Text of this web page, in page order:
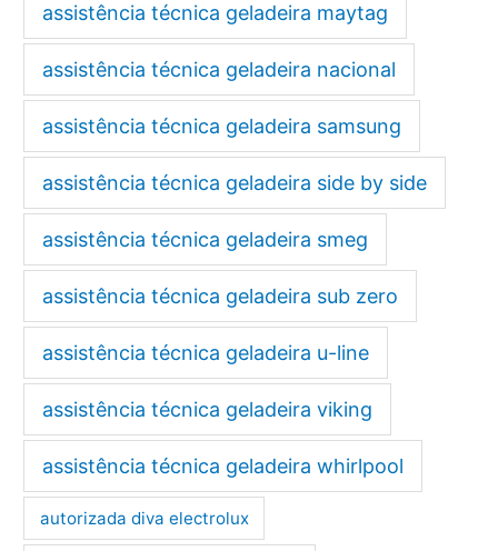
assistência técnica geladeira maytag
assistência técnica geladeira nacional
assistência técnica geladeira samsung
assistência técnica geladeira side by side
assistência técnica geladeira smeg
assistência técnica geladeira sub zero
assistência técnica geladeira u-line
assistência técnica geladeira viking
assistência técnica geladeira whirlpool
autorizada diva electrolux